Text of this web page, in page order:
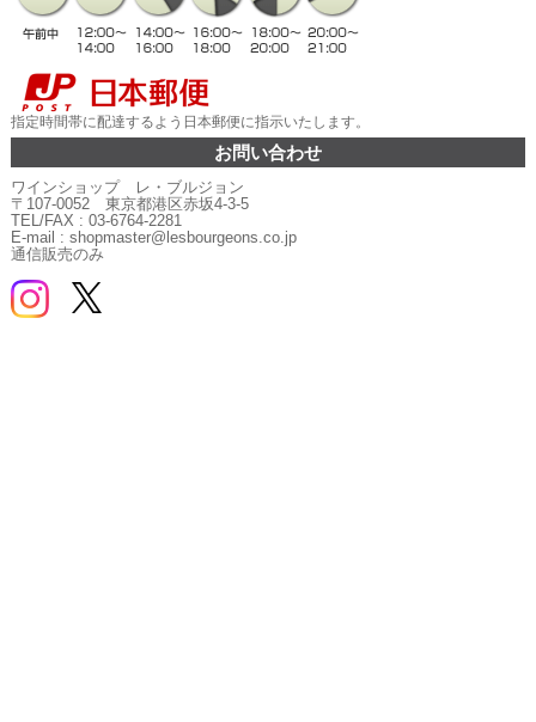
指定時間帯に配達するよう日本郵便に指示いたします。
お問い合わせ
ワインショップ レ・ブルジョン
〒107-0052 東京都港区赤坂4-3-5
TEL/FAX : 03-6764-2281
E-mail : shopmaster@lesbourgeons.co.jp
通信販売のみ